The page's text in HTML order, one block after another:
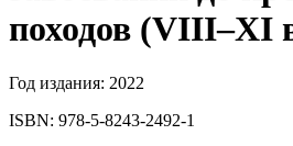
походов (VIII‒XI
Год издания: 2022
ISBN: 978-5-8243-2492-1